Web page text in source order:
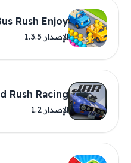
Rush Enjoy
الإصدار 1.3.5
Rush Racing
الإصدار 1.2